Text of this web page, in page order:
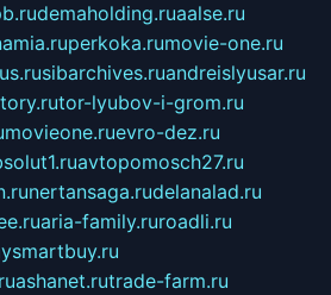
demaholding.ruaalse.ru
perkoka.rumovie-one.ru
sibarchives.ruandreislyusar.ru
tor-lyubov-i-grom.ru
movieone.ruevro-dez.ru
avtopomosch27.ru
nertansaga.rudelanalad.ru
aria-family.ruroadli.ru
ashanet.rutrade-farm.ru